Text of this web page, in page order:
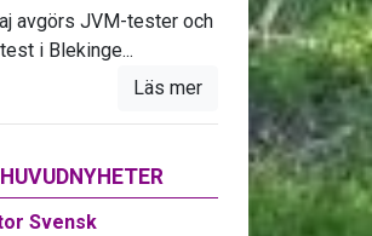
avgörs JVM-tester och
i Blekinge...
Läs mer
Svensk